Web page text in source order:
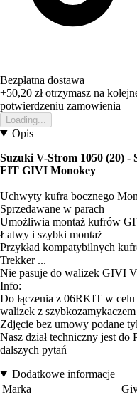
Bezpłatna dostawa
+50,20 złotrzymasz na
potwierdzeniu zamowienia
Loading...
Opis
Suzuki V-Strom 1050 (20)
FIT GIVI Monokey
Uchwyty kufra bocznego
Sprzedawane w parach
Umożliwia montaż kufrów
Łatwy i szybki montaż
Przykład kompatybilnych
Trekker ...
Nie pasuje do walizek GIVI
Info:
Do łączenia z 06RKIT w
walizek z szybkozamykaczem
Zdjęcie bez umowy podane
Nasz dział techniczny jest
dalszych pytań
Dodatkowe informacje
Marka